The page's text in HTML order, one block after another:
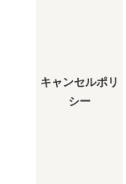
キャンセルポリ
シー